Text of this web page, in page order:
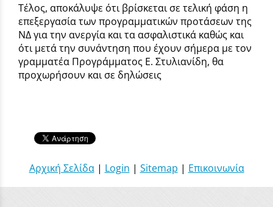
Τέλος, αποκάλυψε ότι βρίσκεται σε τελική φάση η
επεξεργασία των προγραμματικών προτάσεων της
ΝΔ για την ανεργία και τα ασφαλιστικά καθώς και
ότι μετά την συνάντηση που έχουν σήμερα με τον
γραμματέα Προγράμματος Ε. Στυλιανίδη, θα
προχωρήσουν και σε δηλώσεις
Αρχική Σελίδα| Login | Sitemap | Επικοινωνία